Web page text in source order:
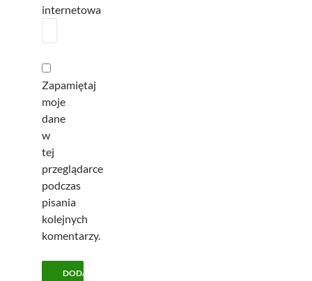
internetowa
Zapamiętaj
moje
dane
w
tej
przeglądarce
podczas
pisania
kolejnych
komentarzy.